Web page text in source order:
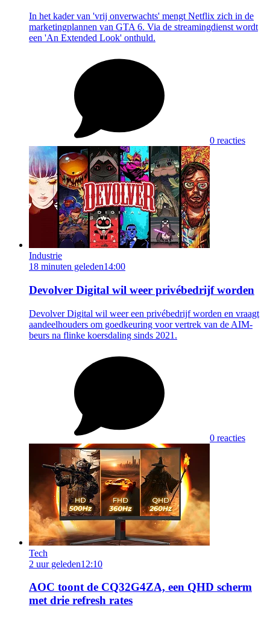
In het kader van 'vrij onverwachts' mengt Netflix zich in de
marketingplannen van GTA 6. Via de streamingdienst wordt
een 'An Extended Look' onthuld.
0 reacties
Industrie
18 minuten geleden14:00
Devolver Digital wil weer privébedrijf worden
Devolver Digital wil weer een privébedrijf worden en vraagt
aandeelhouders om goedkeuring voor vertrek van de AIM-
beurs na flinke koersdaling sinds 2021.
0 reacties
Tech
2 uur geleden12:10
AOC toont de CQ32G4ZA, een QHD scherm
met drie refresh rates